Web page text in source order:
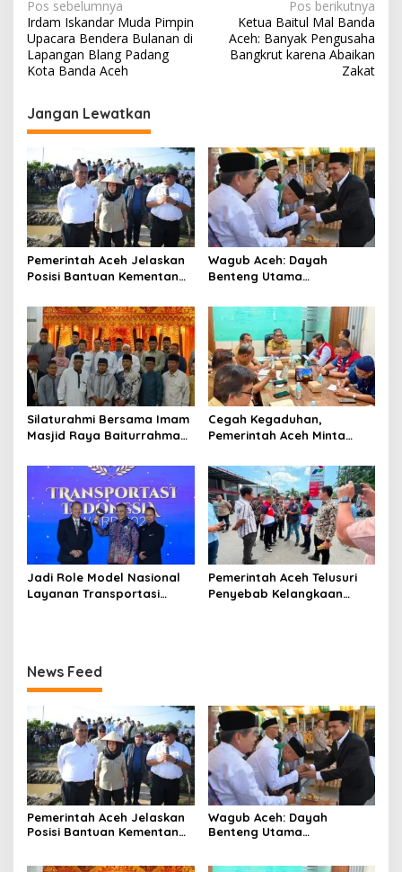
N
a
v
g
a
s
i
p
o
s
Pos sebelumnya
Irdam Iskandar Muda Pimpin
Upacara Bendera Bulanan di
Lapangan Blang Padang
Kota Banda Aceh
Pos berikutnya
Ketua Baitul Mal Banda
Aceh: Banyak Pengusaha
Bangkrut karena Abaikan
Zakat
Jangan Lewatkan
Pemerintah Aceh Jelaskan
Posisi Bantuan Kementan
dan Kebun
‎Wagub Aceh: Dayah
Benteng Utama
Beriman dan Berakhlak
‎Silaturahmi Bersama Imam
Masjid Raya Baiturrahman,
Sinergi dengan Ulama
Cegah Kegaduhan,
Pemerintah Aceh Minta
Pelayanan SPBU
Jadi Role Model Nasional
Layanan Transportasi
Pemerintah Aceh Telusuri
Penyebab Kelangkaan
News Feed
Pemerintah Aceh Jelaskan
Posisi Bantuan Kementan
‎Wagub Aceh: Dayah
Benteng Utama